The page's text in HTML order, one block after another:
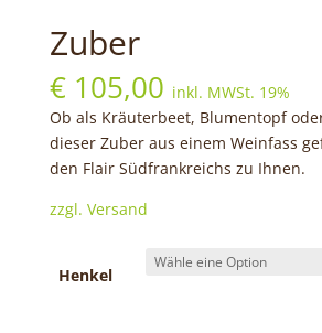
Zuber
€ 105,00 inkl. MWSt. 19%
Ob als Kräuterbeet, Blumentopf
dieser Zuber aus einem Weinfass
den Flair Südfrankreichs zu Ihnen.
zzgl. Versand
Henkel